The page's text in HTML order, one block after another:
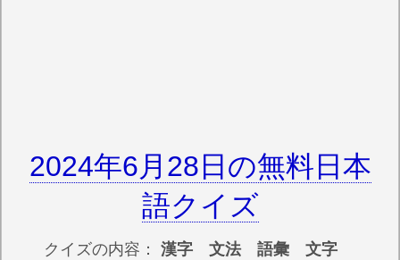
2024年6月28日の無料日本
語クイズ
クイズの内容： 漢字 文法 語彙 文字